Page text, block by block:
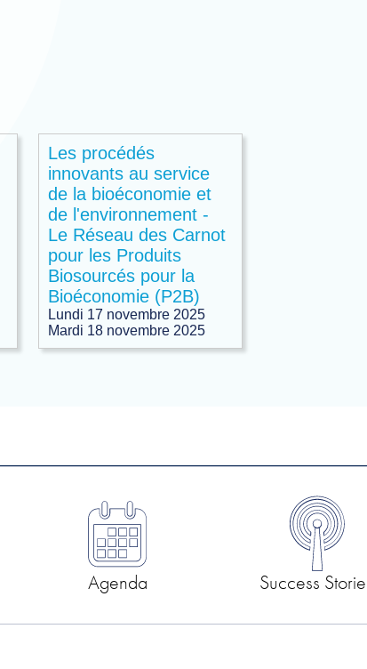
Les procédés
innovants au service
de la bioéconomie et
de l'environnement -
Le Réseau des Carnot
pour les Produits
Biosourcés pour la
Bioéconomie (P2B)
Lundi 17 novembre 2025
Mardi 18 novembre 2025
Agenda Success